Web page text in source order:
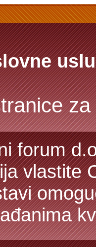
forum
vlastite